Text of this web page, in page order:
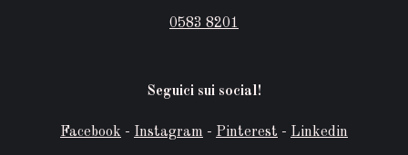
0583 8201
Seguici sui social!
Facebook - Instagram - Pinterest - Linkedin